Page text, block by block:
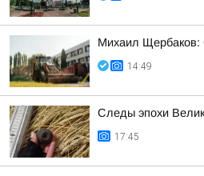
Михаил Щербаков:
14:49
Следы эпохи
17:45